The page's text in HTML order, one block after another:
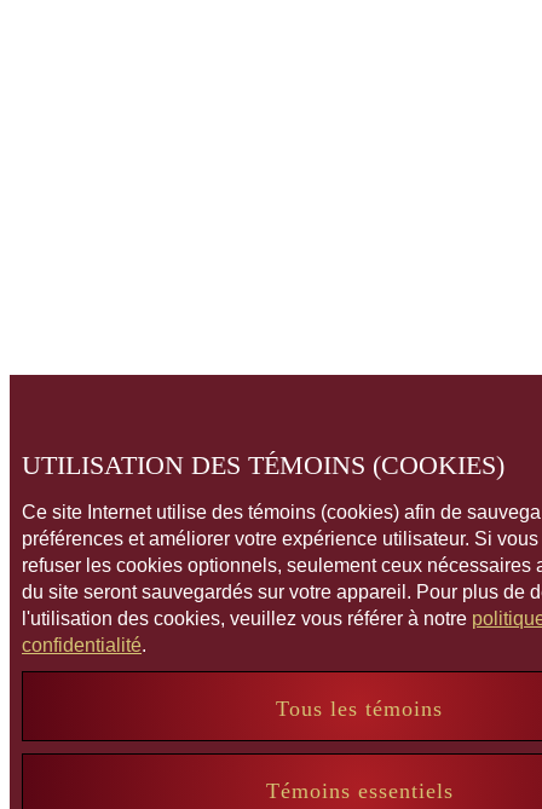
UTILISATION DES TÉMOINS (COOKIES)
Ce site Internet utilise des témoins (cookies) afin de
préférences et améliorer votre expérience utilisateur. Si
refuser les cookies optionnels, seulement ceux nécessaires
du site seront sauvegardés sur votre appareil. Pour plus de
l'utilisation des cookies, veuillez vous référer à notre
confidentialité.
Tous les témoins
Témoins essentiels